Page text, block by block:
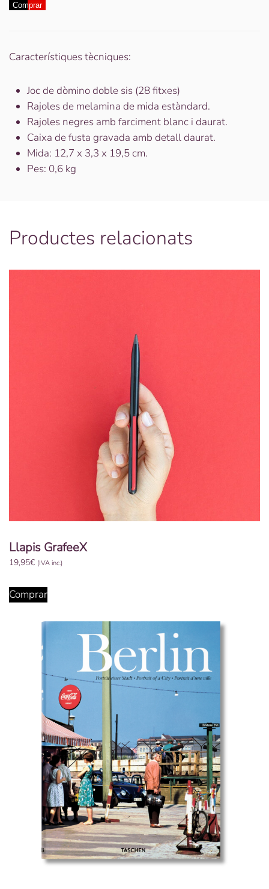
Joc
Comprar
Característiques tècniques:
Joc de dòmino doble sis (28 fitxes)
Rajoles de melamina de mida estàndard.
Rajoles negres amb farciment blanc i daurat.
Caixa de fusta gravada amb detall daurat.
Mida: 12,7 x 3,3 x 19,5 cm.
Pes: 0,6 kg
Productes relacionats
Llapis GrafeeX
19,95€ (IVA inc.)
Comprar